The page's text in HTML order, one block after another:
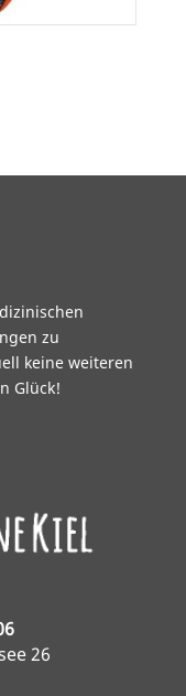
zu
keine weiteren
Glück!
26